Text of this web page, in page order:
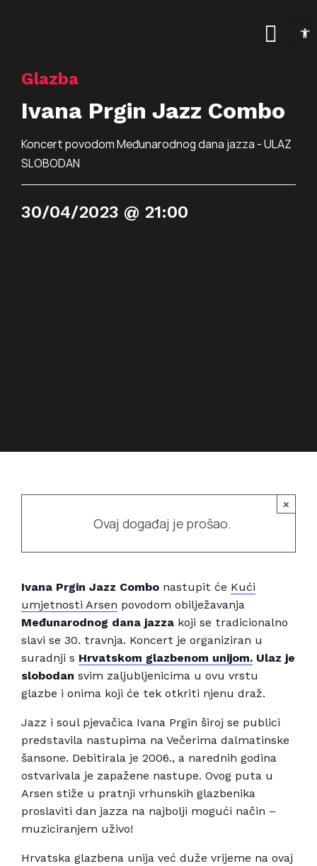
Kalendar događanja
Arhiva događanja
Glazba
Ivana Prgin Jazz Combo
Koncert povodom Međunarodnog dana jazza - ULAZ
SLOBODAN
30/04/2023 @ 21:00
×
Ovaj događaj je prošao.
Ivana Prgin Jazz Combo nastupit će Kući
umjetnosti Arsen povodom obilježavanja
Međunarodnog dana jazza koji se tradicionalno
slavi se 30. travnja. Koncert je organiziran u
suradnji s Hrvatskom glazbenom unijom. Ulaz je
slobodan svim zaljubljenicima u ovu vrstu
glazbe i onima koji će tek otkriti njenu draž.
Jazz i soul pjevačica Ivana Prgin široj se publici
predstavila nastupima na Večerima dalmatinske
šansone. Debitirala je 2006., a narednih godina
ostvarivala je zapažene nastupe. Ovog puta u
Arsen stiže u pratnji vrhunskih glazbenika
proslaviti dan jazza na najbolji mogući način –
muziciranjem uživo!
Hrvatska glazbena unija već duže vrijeme na ovaj
Open